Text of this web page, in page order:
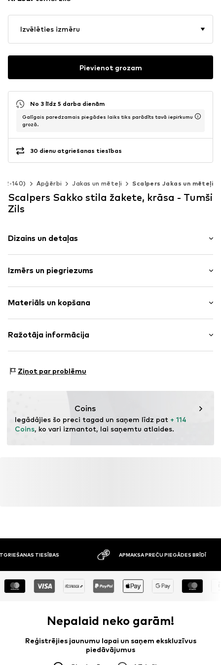
Izvēlēties izmēru
Pievienot grozam
No 3 līdz 5 darba dienām
Galīgais paredzamais piegādes laiks tiks parādīts tavā iepirkumu
grozā.
30 dienu atgriešanas tiesības
140) Apģērbi Jakas un mēteļi Scalpers Jakas un mēteļi
Scalpers Sakko stila žakete, krāsa - Tumši
Zils
Dizains un detaļas
Izmērs un piegriezums
Piegriezums: Standarta forma
Materiāls un kopšana
Virsmateriāls: Vilna, Kokvilna
Ražotāja informācija
41092 Sevilla
Ziņot par problēmu
Coins
Iegādājies šo preci tagad un saņem līdz pat + 114
Coins, ko vari izmantot, lai saņemtu atlaides.
TIESĪBAS APMAKSA PREČU PIEGĀDES BRĪDĪ
Nepalaid neko garām!
Reģistrējies jaunumu lapai un saņem ekskluzīvus
piedāvājumus